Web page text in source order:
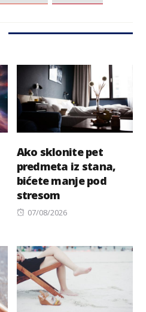
Ako sklonite pet
predmeta iz stana,
bićete manje pod
stresom
Posted
07/08/2026